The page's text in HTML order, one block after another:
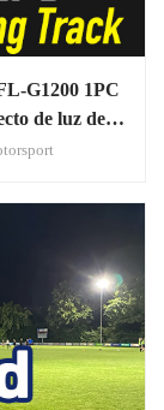
G1200 1PC
de luz de